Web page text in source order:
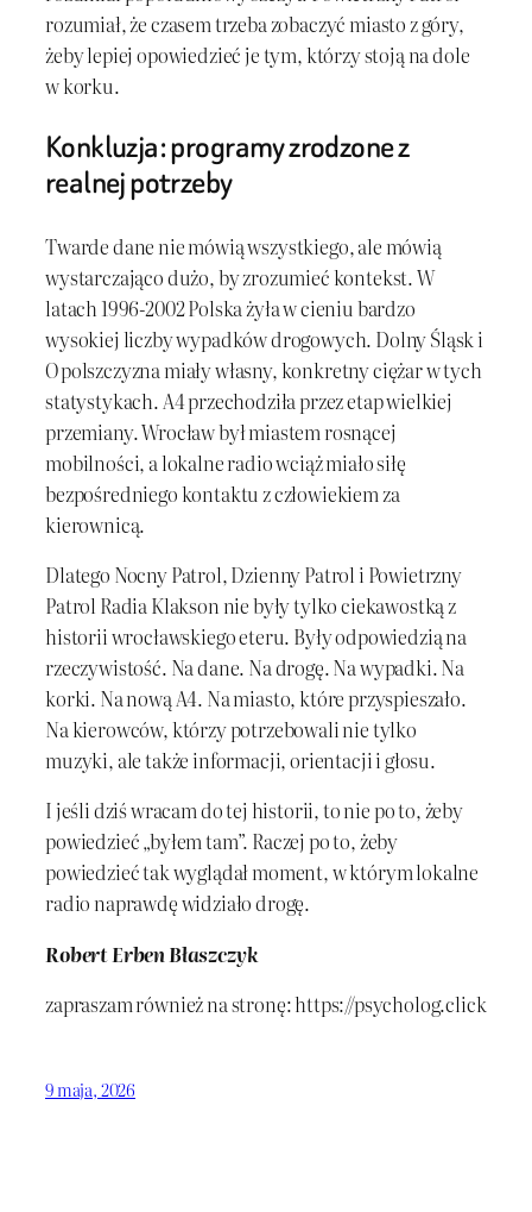
rozumiał, że czasem trzeba zobaczyć miasto z góry,
żeby lepiej opowiedzieć je tym, którzy stoją na dole
w korku.
Konkluzja: programy zrodzone z
realnej potrzeby
Twarde dane nie mówią wszystkiego, ale mówią
wystarczająco dużo, by zrozumieć kontekst. W
latach 1996-2002 Polska żyła w cieniu bardzo
wysokiej liczby wypadków drogowych. Dolny Śląsk i
Opolszczyzna miały własny, konkretny ciężar w tych
statystykach. A4 przechodziła przez etap wielkiej
przemiany. Wrocław był miastem rosnącej
mobilności, a lokalne radio wciąż miało siłę
bezpośredniego kontaktu z człowiekiem za
kierownicą.
Dlatego Nocny Patrol, Dzienny Patrol i Powietrzny
Patrol Radia Klakson nie były tylko ciekawostką z
historii wrocławskiego eteru. Były odpowiedzią na
rzeczywistość. Na dane. Na drogę. Na wypadki. Na
korki. Na nową A4. Na miasto, które przyspieszało.
Na kierowców, którzy potrzebowali nie tylko
muzyki, ale także informacji, orientacji i głosu.
I jeśli dziś wracam do tej historii, to nie po to, żeby
powiedzieć „byłem tam”. Raczej po to, żeby
powiedzieć tak wyglądał moment, w którym lokalne
radio naprawdę widziało drogę.
Robert Erben Błaszczyk
zapraszam również na stronę: https://psycholog.click
9 maja, 2026